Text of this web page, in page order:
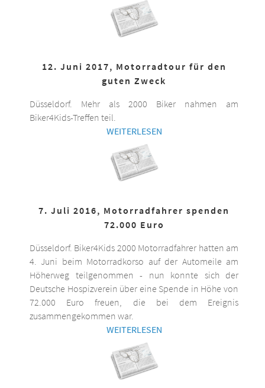
12. Juni 2017, Motorradtour für den
guten Zweck
Düsseldorf. Mehr als 2000 Biker nahmen am
Biker4Kids-Treffen teil.
WEITERLESEN
7. Juli 2016, Motorradfahrer spenden
72.000 Euro
Düsseldorf. Biker4Kids 2000 Motorradfahrer hatten am
4. Juni beim Motorradkorso auf der Automeile am
Höherweg teilgenommen - nun konnte sich der
Deutsche Hospizverein über eine Spende in Höhe von
72.000 Euro freuen, die bei dem Ereignis
zusammengekommen war.
WEITERLESEN